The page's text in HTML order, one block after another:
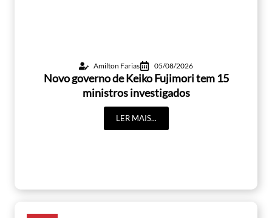
Amilton Farias 05/08/2026
Novo governo de Keiko Fujimori tem 15
ministros investigados
LER MAIS...